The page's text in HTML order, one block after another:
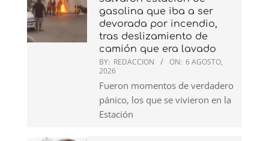
gasolina que iba a ser
devorada por incendio,
tras deslizamiento de
camión que era lavado
BY: REDACCION ON: 6 AGOSTO,
2026
Fueron momentos de verdadero
pánico, los que se vivieron en la
Estación